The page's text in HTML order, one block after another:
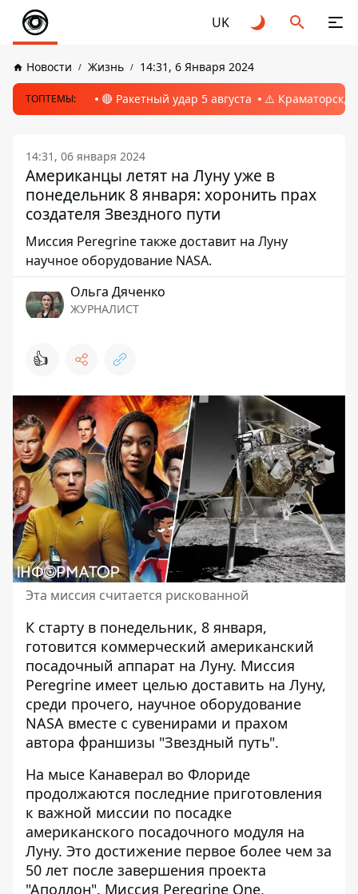
UK
Новости Жизнь 14:31, 6 Января 2024
ТОПТЕМЫ: 🔴 Ракетный удар 5 августа ⚠️ Краматорск,
14:31, 06 января 2024
Американцы летят на Луну уже в
понедельник 8 января: хоронить прах
создателя Звездного пути
Миссия Peregrine также доставит на Луну
научное оборудование NASA.
Ольга Дяченко
ЖУРНАЛИСТ
👍
Эта миссия считается рискованной
К старту в понедельник, 8 января,
готовится коммерческий американский
посадочный аппарат на Луну. Миссия
Peregrine имеет целью доставить на Луну,
среди прочего, научное оборудование
NASA вместе с сувенирами и прахом
автора франшизы "Звездный путь".
На мысе Канаверал во Флориде
продолжаются последние приготовления
к важной миссии по посадке
американского посадочного модуля на
Луну. Это достижение первое более чем за
50 лет после завершения проекта
"Аполлон". Миссия Peregrine One,